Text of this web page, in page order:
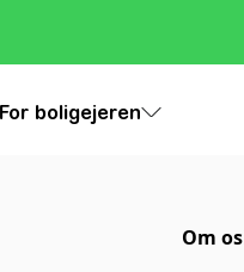
For boligejeren
Om os